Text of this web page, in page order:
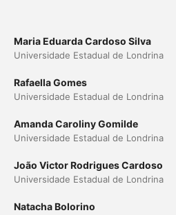
Maria Eduarda Cardoso Silva
Universidade Estadual de Londrina
Rafaella Gomes
Universidade Estadual de Londrina
Amanda Caroliny Gomilde
Universidade Estadual de Londrina
João Victor Rodrigues Cardoso
Universidade Estadual de Londrina
Natacha Bolorino